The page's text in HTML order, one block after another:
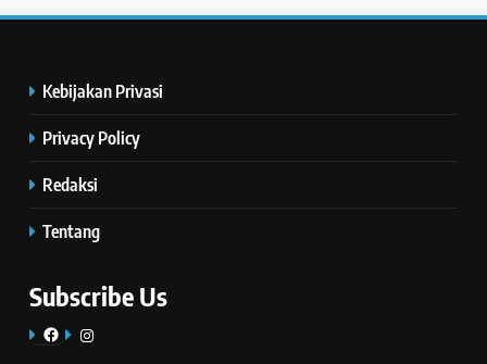
Kebijakan Privasi
Privacy Policy
Redaksi
Tentang
Subscribe Us
FacebookInstagram